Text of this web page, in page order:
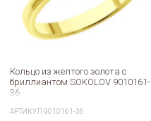
Кольцо из желтого золота с
бриллиантом SOKOLOV 9010161-
36
АРТИКУЛ9010161-36